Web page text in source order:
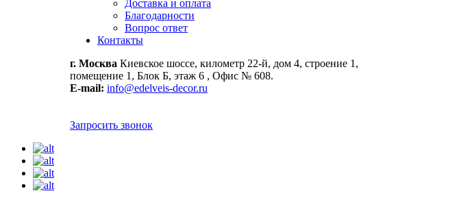
Доставка и оплата
Благодарности
Вопрос ответ
Контакты
г. Москва Киевское шоссе, километр 22-й, дом 4, строение 1,
помещение 1, Блок Б, этаж 6 , Офис № 608.
E-mail: info@edelveis-decor.ru
Запросить звонок